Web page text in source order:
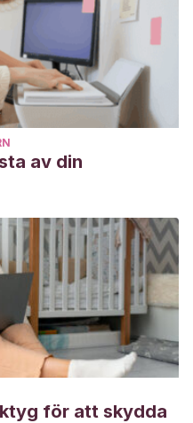
av din
för att skydda